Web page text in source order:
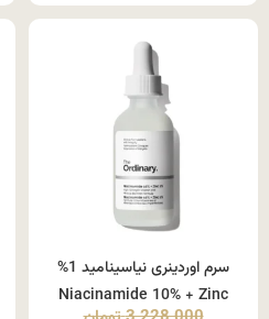
سرم اوردینری نیاسینامید 1%
Niacinamide 10% + Zinc